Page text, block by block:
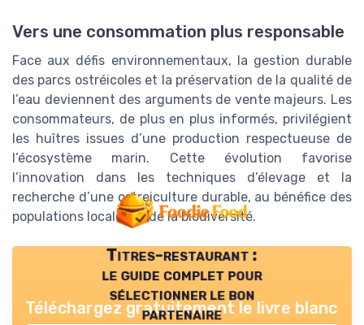
Vers une consommation plus responsable
Face aux défis environnementaux, la gestion durable
des parcs ostréicoles et la préservation de la qualité de
l’eau deviennent des arguments de vente majeurs. Les
consommateurs, de plus en plus informés, privilégient
les huîtres issues d’une production respectueuse de
l’écosystème marin. Cette évolution favorise
l’innovation dans les techniques d’élevage et la
recherche d’une ostreiculture durable, au bénéfice des
populations locales et de la biodiversité.
Titres-restaurant :
le guide complet pour
sélectionner le bon
partenaire
Téléchargez gratuitement le livre blanc